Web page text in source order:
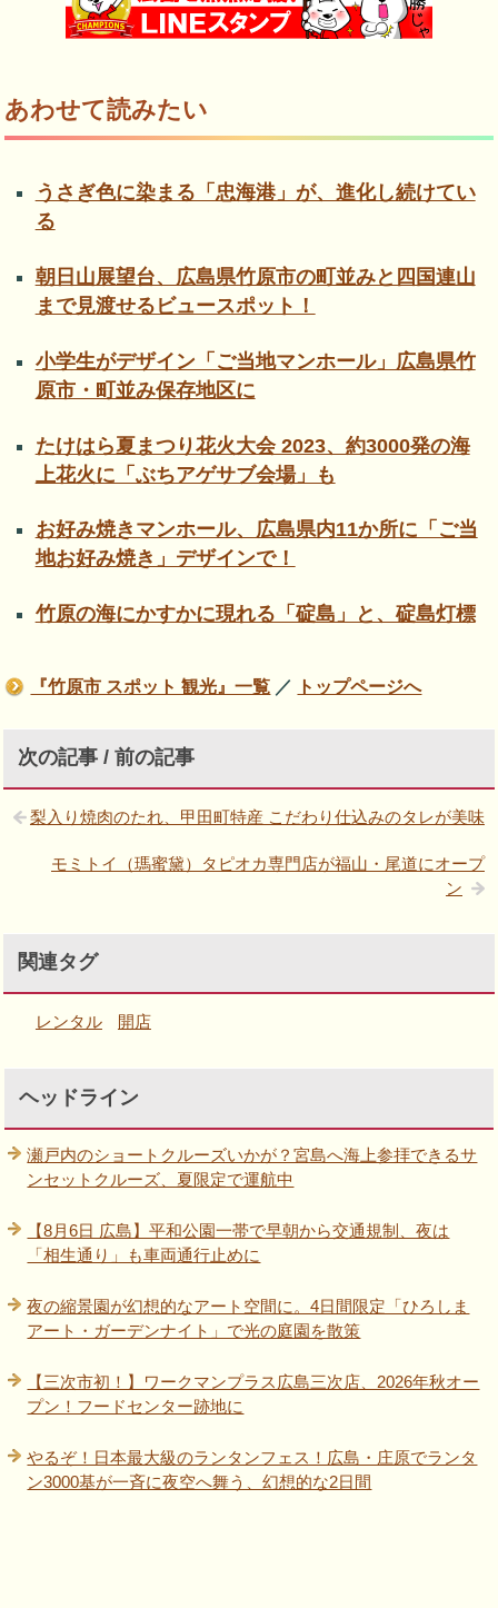
あわせて読みたい
うさぎ色に染まる「忠海港」が、進化し続けてい
る
朝日山展望台、広島県竹原市の町並みと四国連山
まで見渡せるビュースポット！
小学生がデザイン「ご当地マンホール」広島県竹
原市・町並み保存地区に
たけはら夏まつり花火大会 2023、約3000発の海
上花火に「ぶちアゲサブ会場」も
お好み焼きマンホール、広島県内11か所に「ご当
地お好み焼き」デザインで！
竹原の海にかすかに現れる「碇島」と、碇島灯標
『竹原市 スポット 観光』一覧 ／ トップページへ
次の記事 / 前の記事
梨入り焼肉のたれ、甲田町特産 こだわり仕込みのタレが美味
モミトイ（瑪蜜黛）タピオカ専門店が福山・尾道にオープ
ン
関連タグ
レンタル 開店
ヘッドライン
瀬戸内のショートクルーズいかが？宮島へ海上参拝できるサ
ンセットクルーズ、夏限定で運航中
【8月6日 広島】平和公園一帯で早朝から交通規制、夜は
「相生通り」も車両通行止めに
夜の縮景園が幻想的なアート空間に。4日間限定「ひろしま
アート・ガーデンナイト」で光の庭園を散策
【三次市初！】ワークマンプラス広島三次店、2026年秋オー
プン！フードセンター跡地に
やるぞ！日本最大級のランタンフェス！広島・庄原でランタ
ン3000基が一斉に夜空へ舞う、幻想的な2日間